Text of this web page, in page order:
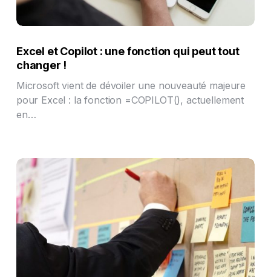
Excel et Copilot : une fonction qui peut tout
changer !
Microsoft vient de dévoiler une nouveauté majeure
pour Excel : la fonction =COPILOT(), actuellement
en…